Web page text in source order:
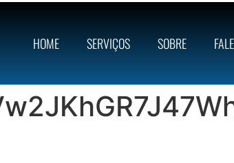
HOME SERVIÇOS SOBRE